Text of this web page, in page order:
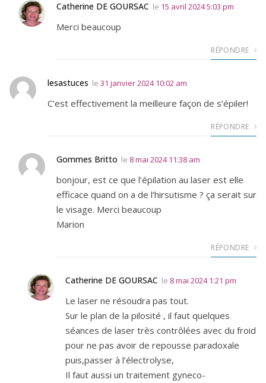
Catherine DE GOURSAC le 15 avril 2024 5:03 pm
Merci beaucoup
RÉPONDRE
lesastuces le 31 janvier 2024 10:02 am
C’est effectivement la meilleure façon de s’épiler!
RÉPONDRE
Gommes Britto le 8 mai 2024 11:38 am
bonjour, est ce que l’épilation au laser est elle
efficace quand on a de l’hirsutisme ? ça serait sur
le visage. Merci beaucoup
Marion
RÉPONDRE
Catherine DE GOURSAC le 8 mai 2024 1:21 pm
Le laser ne résoudra pas tout.
Sur le plan de la pilosité , il faut quelques
séances de laser très contrôlées avec du froid
pour ne pas avoir de repousse paradoxale
puis,passer à l’électrolyse,
Il faut aussi un traitement gyneco-